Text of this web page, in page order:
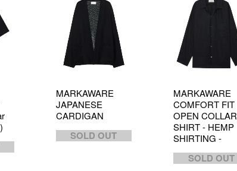
MARKAWARE
JAPANESE
CARDIGAN
SOLD OUT
MARKAWARE
COMFORT FIT
OPEN COLLAR
SHIRT - HEMP
SHIRTING -
SOLD OUT